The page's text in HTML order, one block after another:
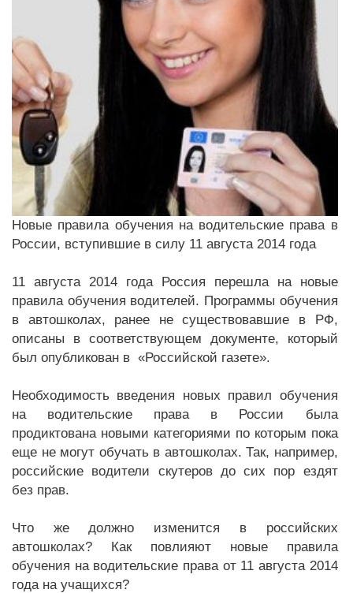
Новые правила обучения на водительские права в
России, вступившие в силу 11 августа 2014 года
11 августа 2014 года Россия перешла на новые
правила обучения водителей. Программы обучения
в автошколах, ранее не существовавшие в РФ,
описаны в соответствующем документе, который
был опубликован в «Российской газете».
Необходимость введения новых правил обучения
на водительские права в России была
продиктована новыми категориями по которым пока
еще не могут обучать в автошколах. Так, например,
российские водители скутеров до сих пор ездят
без прав.
Что же должно изменится в российских
автошколах? Как повлияют новые правила
обучения на водительские права от 11 августа 2014
года на учащихся?